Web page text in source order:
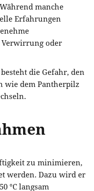
manche
Erfahrungen
oder
besteht die Gefahr, den
wie dem Pantherpilz
zu minimieren,
werden. Dazu wird er
°C langsam